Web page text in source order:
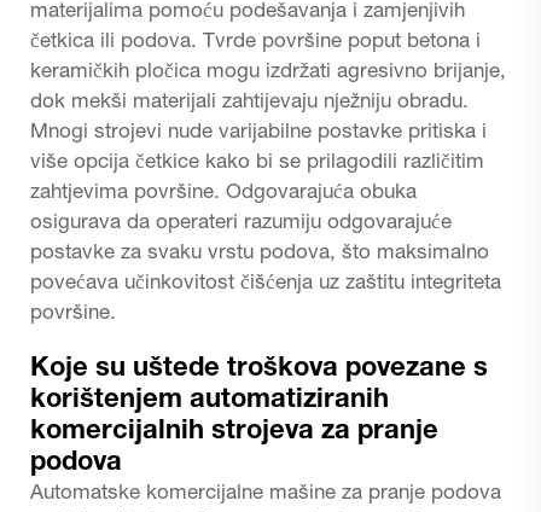
materijalima pomoću podešavanja i zamjenjivih
četkica ili podova. Tvrde površine poput betona i
keramičkih pločica mogu izdržati agresivno brijanje,
dok mekši materijali zahtijevaju nježniju obradu.
Mnogi strojevi nude varijabilne postavke pritiska i
više opcija četkice kako bi se prilagodili različitim
zahtjevima površine. Odgovarajuća obuka
osigurava da operateri razumiju odgovarajuće
postavke za svaku vrstu podova, što maksimalno
povećava učinkovitost čišćenja uz zaštitu integriteta
površine.
Koje su uštede troškova povezane s
korištenjem automatiziranih
komercijalnih strojeva za pranje
podova
Automatske komercijalne mašine za pranje podova